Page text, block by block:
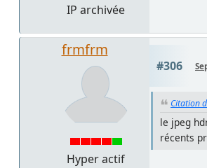
IP archivée
frmfrm
Hyper actif
#306
Citation
le jpeg
récents